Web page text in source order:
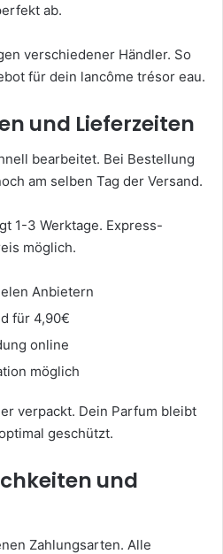
ab.
verschiedener Händler. So
für dein lancôme trésor eau.
und Lieferzeiten
bearbeitet. Bei Bestellung
am selben Tag der Versand.
1-3 Werktage. Express-
möglich.
Anbietern
für 4,90€
online
möglich
verpackt. Dein Parfum bleibt
geschützt.
und
Zahlungsarten. Alle